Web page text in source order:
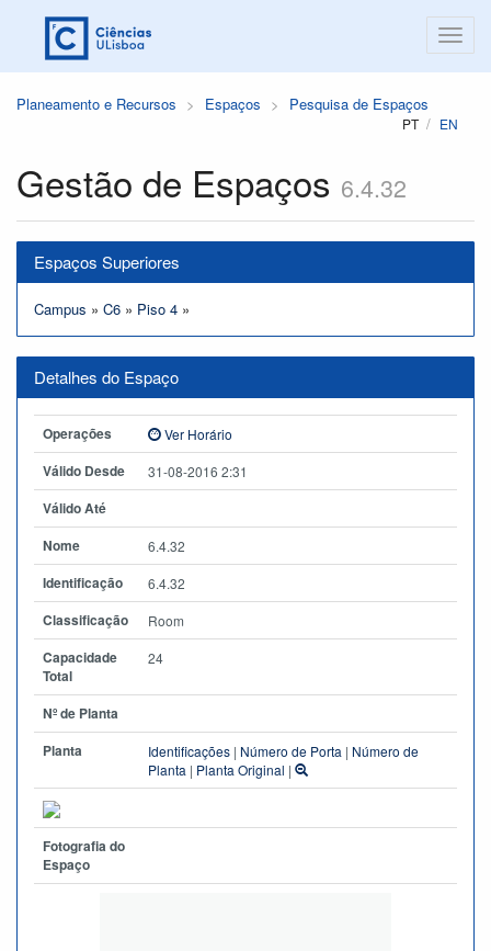
Planeamento e Recursos Espaços Pesquisa de Espaços
PT EN
Gestão de Espaços 6.4.32
Espaços Superiores
Campus » C6 » Piso 4 »
Detalhes do Espaço
Operações Ver Horário
Válido Desde 31-08-2016 2:31
Válido Até
Nome
6.4.32
Identificação 6.4.32
Classificação Room
Capacidade
Total
24
Nº de Planta
Planta
Identificações | Número de Porta | Número de
Planta | Planta Original |
Fotografia do
Espaço